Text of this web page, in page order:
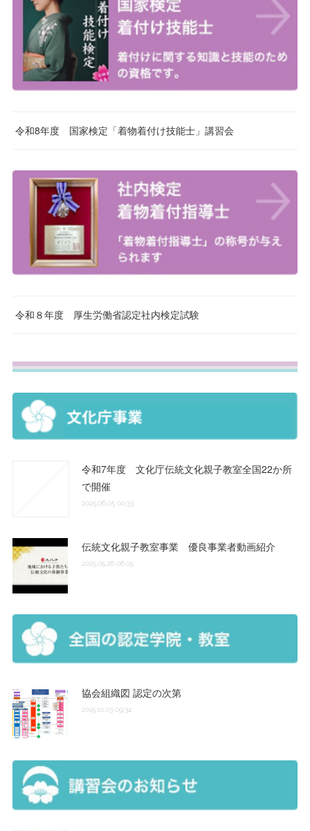
令和8年度 国家検定「着物着付け技能士」講習会
令和８年度 厚生労働省認定社内検定試験
令和7年度 文化庁伝統文化親子教室全国22か所
で開催
2025.06.05 00:33
伝統文化親子教室事業 優良事業者動画紹介
2025.05.26 06:05
協会組織図 認定の次第
2015.10.03 09:34